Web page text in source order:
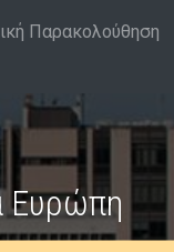
Παρακολούθηση
Ευρώπη